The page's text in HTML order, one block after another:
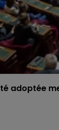
adoptée